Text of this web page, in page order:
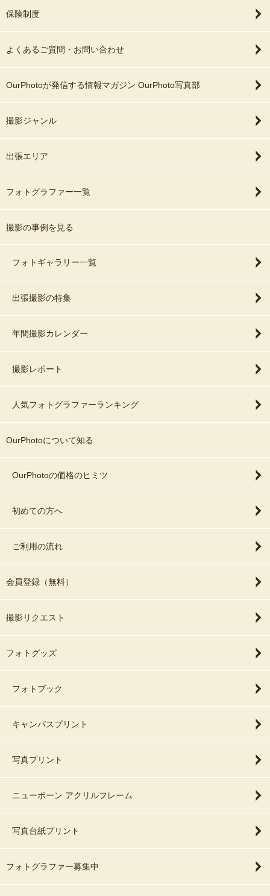
保険制度
よくあるご質問・お問い合わせ
OurPhotoが発信する情報マガジン OurPhoto写真部
撮影ジャンル
出張エリア
フォトグラファー一覧
撮影の事例を見る
フォトギャラリー一覧
出張撮影の特集
年間撮影カレンダー
撮影レポート
人気フォトグラファーランキング
OurPhotoについて知る
OurPhotoの価格のヒミツ
初めての方へ
ご利用の流れ
会員登録（無料）
撮影リクエスト
フォトグッズ
フォトブック
キャンバスプリント
写真プリント
ニューボーン アクリルフレーム
写真台紙プリント
フォトグラファー募集中